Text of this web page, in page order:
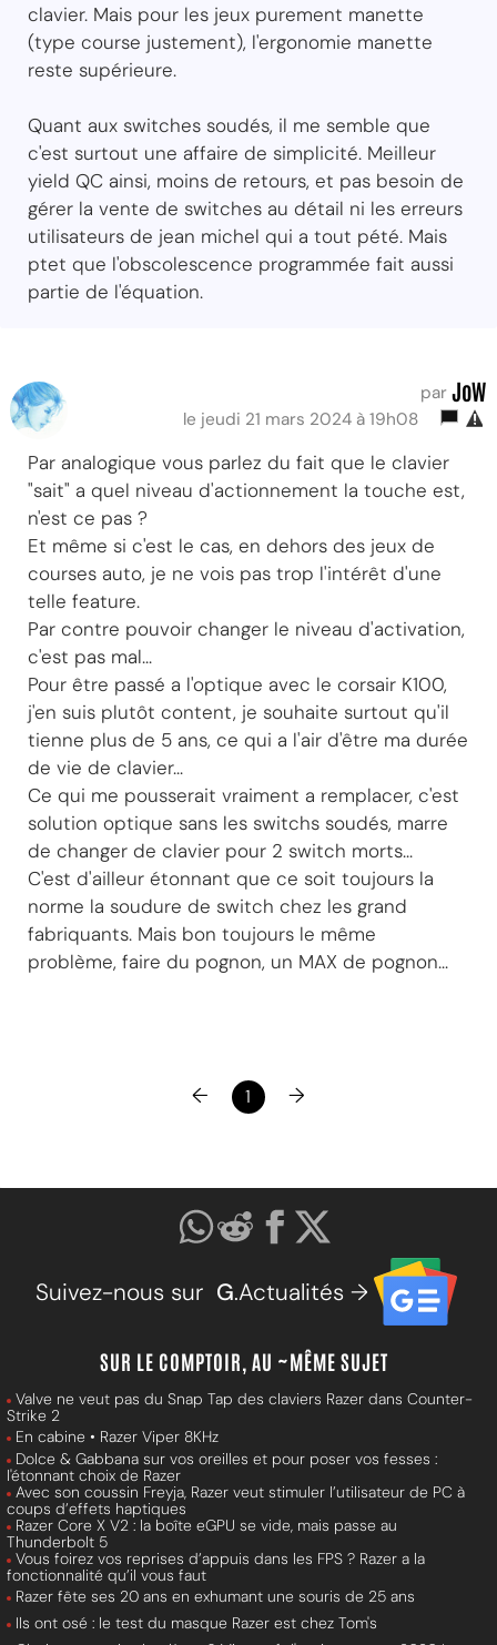
clavier. Mais pour les jeux purement manette
(type course justement), l'ergonomie manette
reste supérieure.
Quant aux switches soudés, il me semble que
c'est surtout une affaire de simplicité. Meilleur
yield QC ainsi, moins de retours, et pas besoin de
gérer la vente de switches au détail ni les erreurs
utilisateurs de jean michel qui a tout pété. Mais
ptet que l'obscolescence programmée fait aussi
partie de l'équation.
par JoW
le jeudi 21 mars 2024 à 19h08
Par analogique vous parlez du fait que le clavier
"sait" a quel niveau d'actionnement la touche est,
n'est ce pas ?
Et même si c'est le cas, en dehors des jeux de
courses auto, je ne vois pas trop l'intérêt d'une
telle feature.
Par contre pouvoir changer le niveau d'activation,
c'est pas mal...
Pour être passé a l'optique avec le corsair K100,
j'en suis plutôt content, je souhaite surtout qu'il
tienne plus de 5 ans, ce qui a l'air d'être ma durée
de vie de clavier...
Ce qui me pousserait vraiment a remplacer, c'est
solution optique sans les switchs soudés, marre
de changer de clavier pour 2 switch morts...
C'est d'ailleur étonnant que ce soit toujours la
norme la soudure de switch chez les grand
fabriquants. Mais bon toujours le même
problème, faire du pognon, un MAX de pognon...
← 1 →
Suivez-nous sur G.Actualités →
SUR LE COMPTOIR, AU ~MÊME SUJET
Valve ne veut pas du Snap Tap des claviers Razer dans Counter-
Strike 2
En cabine • Razer Viper 8KHz
Dolce & Gabbana sur vos oreilles et pour poser vos fesses :
l'étonnant choix de Razer
Avec son coussin Freyja, Razer veut stimuler l’utilisateur de PC à
coups d’effets haptiques
Razer Core X V2 : la boîte eGPU se vide, mais passe au
Thunderbolt 5
Vous foirez vos reprises d’appuis dans les FPS ? Razer a la
fonctionnalité qu’il vous faut
Razer fête ses 20 ans en exhumant une souris de 25 ans
Ils ont osé : le test du masque Razer est chez Tom's